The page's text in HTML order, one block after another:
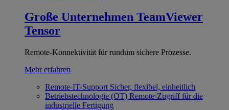
Große Unternehmen TeamViewer
Tensor
Remote-Konnektivität für rundum sichere Prozesse.
Mehr erfahren
Remote-IT-Support Sicher, flexibel, einheitlich
Betriebstechnologie (OT) Remote-Zugriff für die
industrielle Fertigung